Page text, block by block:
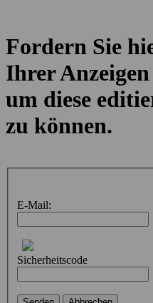
Fordern Sie
Ihrer
um diese
zu können.
E-Mail:
Sicherheitscode